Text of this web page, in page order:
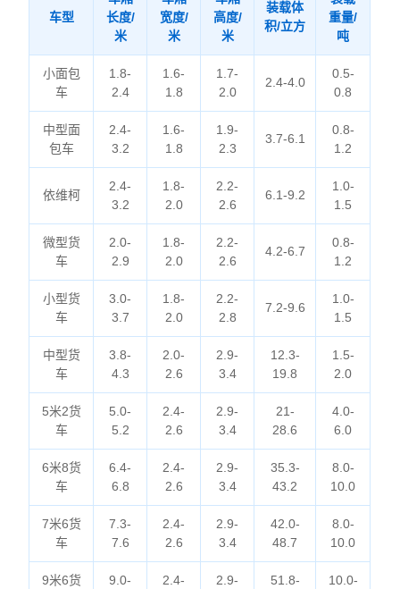
车型
长度/
米
宽度/
米
高度/
米
装载体
积/立方
重量/
吨
小面包
车
1.8-
2.4
1.6-
1.8
1.7-
2.0
2.4-4.0
0.5-
0.8
中型面
包车
2.4-
3.2
1.6-
1.8
1.9-
2.3
3.7-6.1
0.8-
1.2
依维柯
2.4-
3.2
1.8-
2.0
2.2-
2.6
6.1-9.2
1.0-
1.5
微型货
车
2.0-
2.9
1.8-
2.0
2.2-
2.6
4.2-6.7
0.8-
1.2
小型货
车
3.0-
3.7
1.8-
2.0
2.2-
2.8
7.2-9.6
1.0-
1.5
中型货
车
3.8-
4.3
2.0-
2.6
2.9-
3.4
12.3-
19.8
1.5-
2.0
5米2货
车
5.0-
5.2
2.4-
2.6
2.9-
3.4
21-
28.6
4.0-
6.0
6米8货
车
6.4-
6.8
2.4-
2.6
2.9-
3.4
35.3-
43.2
8.0-
10.0
7米6货
车
7.3-
7.6
2.4-
2.6
2.9-
3.4
42.0-
48.7
8.0-
10.0
9米6货
9.0-
2.4-
2.9-
51.8-
10.0-